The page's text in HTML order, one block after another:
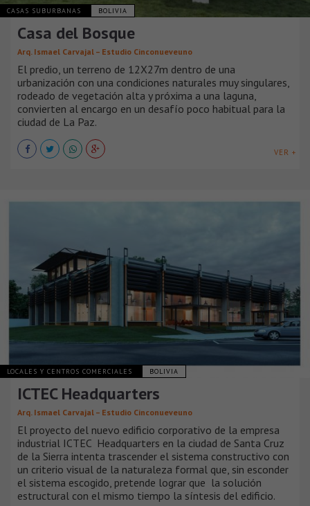
CASAS SUBURBANAS BOLIVIA
Casa del Bosque
Arq. Ismael Carvajal – Estudio Cinconueveuno
El predio, un terreno de 12X27m dentro de una
urbanización con una condiciones naturales muy singulares,
rodeado de vegetación alta y próxima a una laguna,
convierten al encargo en un desafío poco habitual para la
ciudad de La Paz.
VER +
LOCALES Y CENTROS COMERCIALES BOLIVIA
ICTEC Headquarters
Arq. Ismael Carvajal – Estudio Cinconueveuno
El proyecto del nuevo edificio corporativo de la empresa
industrial ICTEC Headquarters en la ciudad de Santa Cruz
de la Sierra intenta trascender el sistema constructivo con
un criterio visual de la naturaleza formal que, sin esconder
el sistema escogido, pretende lograr que la solución
estructural con el mismo tiempo la síntesis del edificio.